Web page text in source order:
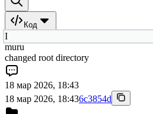
Код
I
muru
changed root directory
18 мар 2026, 18:43
18 мар 2026, 18:436c3854d